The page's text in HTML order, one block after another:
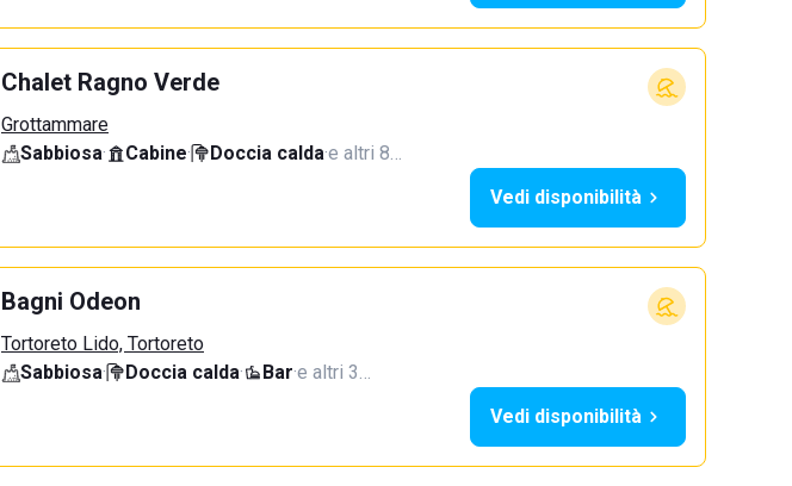
Chalet Ragno Verde
Grottammare
Sabbiosa· Cabine· Doccia calda·e altri 8…
Vedi disponibilità
Bagni Odeon
Tortoreto Lido, Tortoreto
Sabbiosa· Doccia calda· Bar·e altri 3…
Vedi disponibilità